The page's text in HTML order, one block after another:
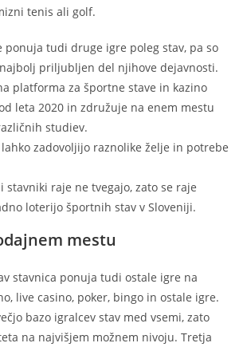
tenis ali golf.
ponuja tudi druge igre poleg stav, pa so
priljubljen del njihove dejavnosti.
platforma za športne stave in kazino
leta 2020 in združuje na enem mestu
studiev.
zadovoljijo raznolike želje in potrebe
stavniki raje ne tvegajo, zato se raje
loterijo športnih stav v Sloveniji.
mestu
stavnica ponuja tudi ostale igre na
live casino, poker, bingo in ostale igre.
bazo igralcev stav med vsemi, zato
na najvišjem možnem nivoju. Tretja